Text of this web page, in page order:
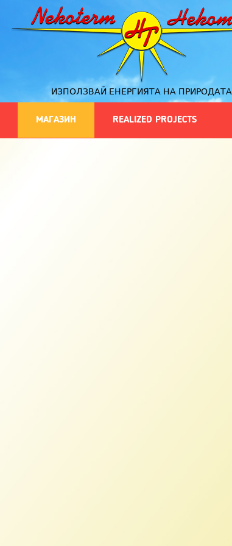
ИЗПОЛЗВАЙ ЕНЕРГИЯТА НА ПРИРОДАТА
МАГАЗИН REALIZED PROJECTS